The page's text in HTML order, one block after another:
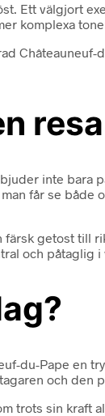
Ett välgjort
komplexa
inte bara
får se
getost till
och påtaglig i
du-Pape en
och den
trots sin